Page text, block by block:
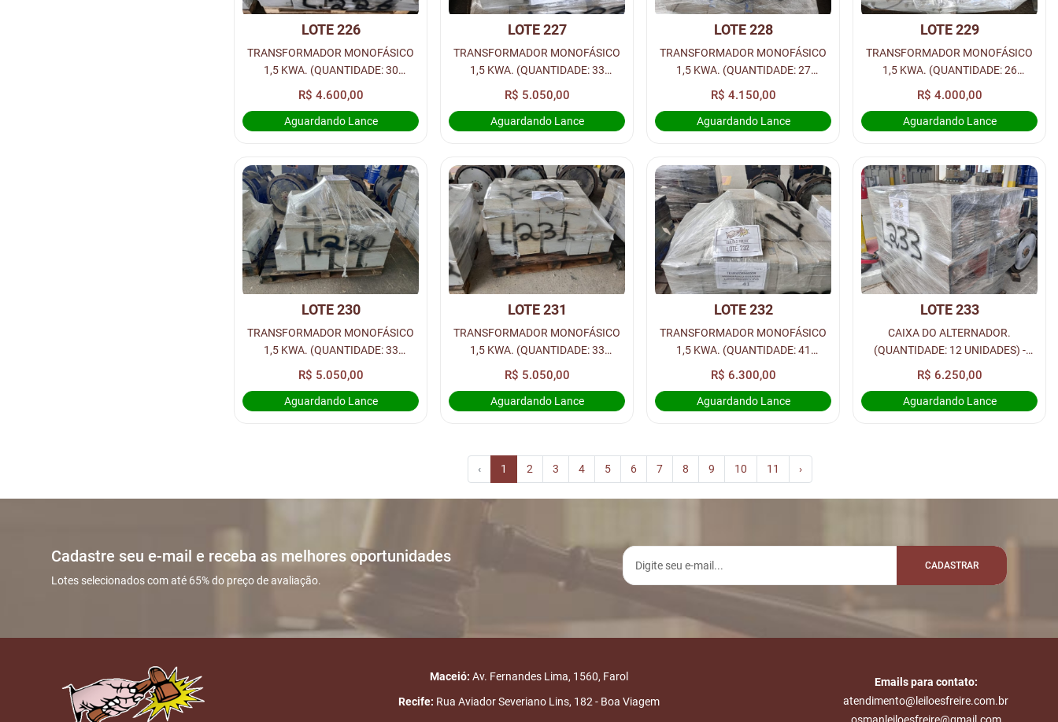
LOTE 226
TRANSFORMADOR MONOFÁSICO
1,5 KWA. (QUANTIDADE: 30
UNIDADES,) - LOC. RUA 2
R$ 4.600,00
Aguardando Lance
LOTE 227
TRANSFORMADOR MONOFÁSICO
1,5 KWA. (QUANTIDADE: 33
UNIDADES) - LOC. RUA 2
R$ 5.050,00
Aguardando Lance
LOTE 228
TRANSFORMADOR MONOFÁSICO
1,5 KWA. (QUANTIDADE: 27
UNIDADES) - LOC. RUA 2
R$ 4.150,00
Aguardando Lance
LOTE 229
TRANSFORMADOR MONOFÁSICO
1,5 KWA. (QUANTIDADE: 26
UNIDADES) - LOC. RUA 2
R$ 4.000,00
Aguardando Lance
LOTE 230
TRANSFORMADOR MONOFÁSICO
1,5 KWA. (QUANTIDADE: 33
UNIDADES) - LOC. RUA 2
R$ 5.050,00
Aguardando Lance
LOTE 231
TRANSFORMADOR MONOFÁSICO
1,5 KWA. (QUANTIDADE: 33
UNIDADES) - LOC. RUA 2
R$ 5.050,00
Aguardando Lance
LOTE 232
TRANSFORMADOR MONOFÁSICO
1,5 KWA. (QUANTIDADE: 41
UNIDADES) - LOC. RUA 2
R$ 6.300,00
Aguardando Lance
LOTE 233
CAIXA DO ALTERNADOR.
(QUANTIDADE: 12 UNIDADES) -
LOC. RUA 2
R$ 6.250,00
Aguardando Lance
‹ 1 2 3 4 5 6 7 8 9 10 11 ›
Cadastre seu e-mail e receba as melhores oportunidades
Lotes selecionados com até 65% do preço de avaliação.
CADASTRAR
Maceió: Av. Fernandes Lima, 1560, Farol
Recife: Rua Aviador Severiano Lins, 182 - Boa Viagem
Emails para contato:
atendimento@leiloesfreire.com.br
osmanleiloesfreire@gmail.com